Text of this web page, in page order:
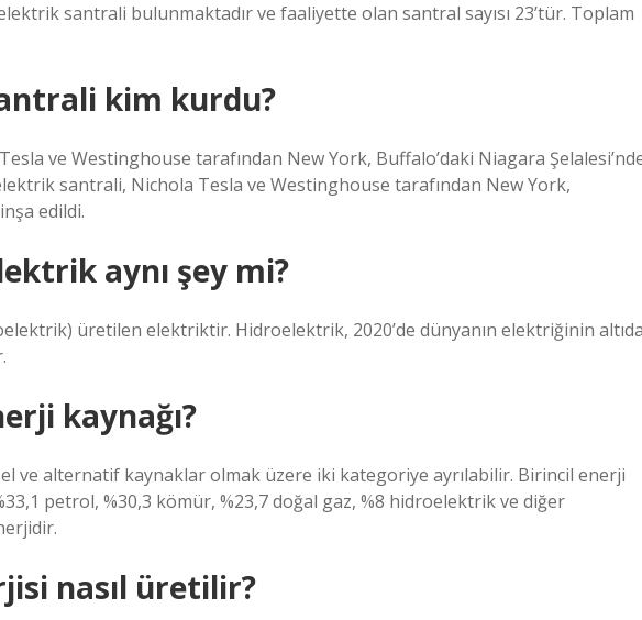
santrali bulunmaktadır ve faaliyette olan santral sayısı 23’tür. Toplam
kim kurdu?
ve Westinghouse tarafından New York, Buffalo’daki Niagara
santrali, Nichola Tesla ve Westinghouse tarafından New York,
edildi.
aynı şey mi?
üretilen elektriktir. Hidroelektrik, 2020’de dünyanın elektriğinin altıda
kaynağı?
ve alternatif kaynaklar olmak üzere iki kategoriye ayrılabilir. Birincil enerji
petrol, %30,3 kömür, %23,7 doğal gaz, %8 hidroelektrik ve diğer
nasıl üretilir?